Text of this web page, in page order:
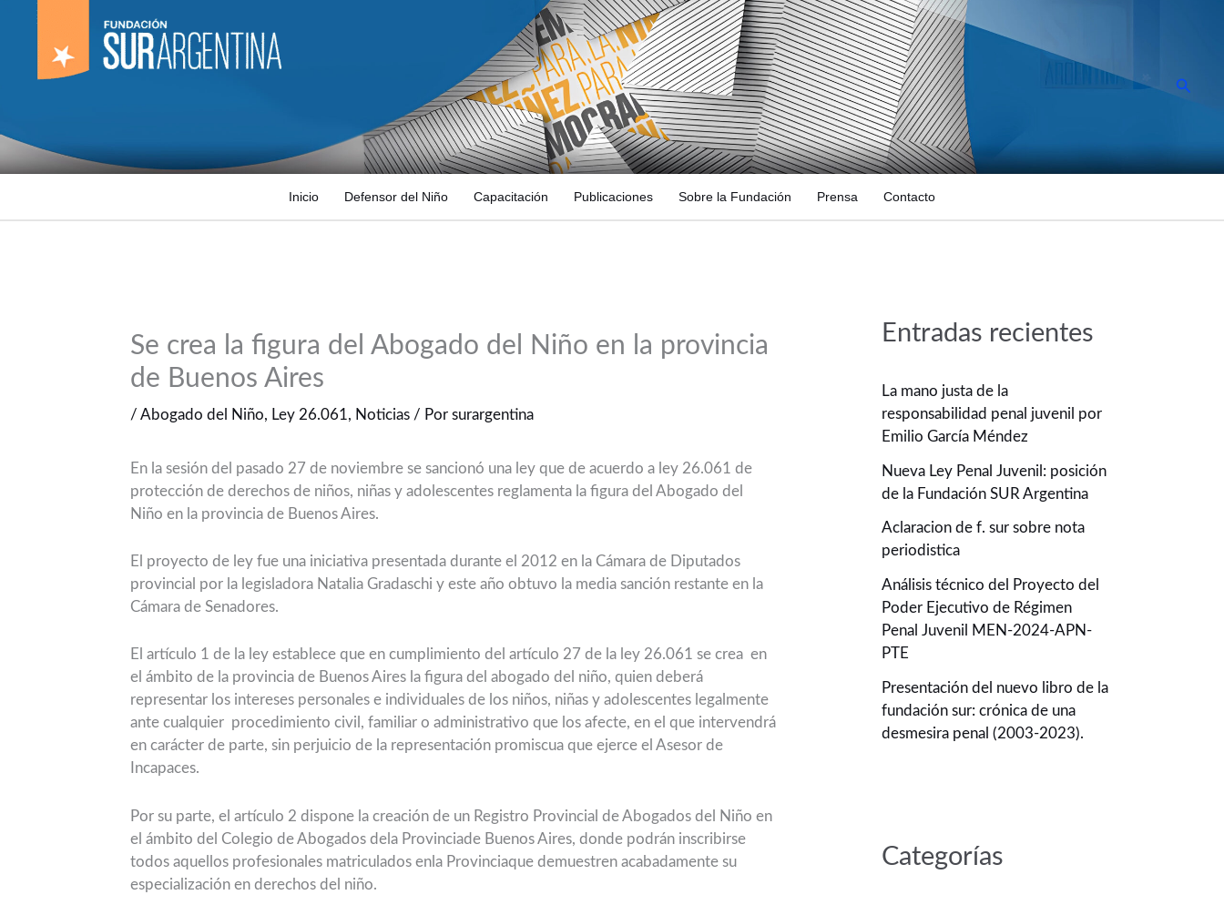
contenido
Buscar
Inicio Defensor del Niño Capacitación Publicaciones Sobre la Fundación Prensa Contacto
Se crea la figura del Abogado del Niño en la provincia
de Buenos Aires
/ Abogado del Niño, Ley 26.061, Noticias / Por surargentina
En la sesión del pasado 27 de noviembre se sancionó una ley que de acuerdo a ley 26.061 de
protección de derechos de niños, niñas y adolescentes reglamenta la figura del Abogado del
Niño en la provincia de Buenos Aires.
El proyecto de ley fue una iniciativa presentada durante el 2012 en la Cámara de Diputados
provincial por la legisladora Natalia Gradaschi y este año obtuvo la media sanción restante en la
Cámara de Senadores.
El artículo 1 de la ley establece que en cumplimiento del artículo 27 de la ley 26.061 se crea en
el ámbito de la provincia de Buenos Aires la figura del abogado del niño, quien deberá
representar los intereses personales e individuales de los niños, niñas y adolescentes legalmente
ante cualquier procedimiento civil, familiar o administrativo que los afecte, en el que intervendrá
en carácter de parte, sin perjuicio de la representación promiscua que ejerce el Asesor de
Incapaces.
Por su parte, el artículo 2 dispone la creación de un Registro Provincial de Abogados del Niño en
el ámbito del Colegio de Abogados dela Provinciade Buenos Aires, donde podrán inscribirse
todos aquellos profesionales matriculados enla Provinciaque demuestren acabadamente su
especialización en derechos del niño.
Entradas recientes
La mano justa de la
responsabilidad penal juvenil por
Emilio García Méndez
Nueva Ley Penal Juvenil: posición
de la Fundación SUR Argentina
Aclaracion de f. sur sobre nota
periodistica
Análisis técnico del Proyecto del
Poder Ejecutivo de Régimen
Penal Juvenil MEN-2024-APN-
PTE
Presentación del nuevo libro de la
fundación sur: crónica de una
desmesira penal (2003-2023).
Categorías